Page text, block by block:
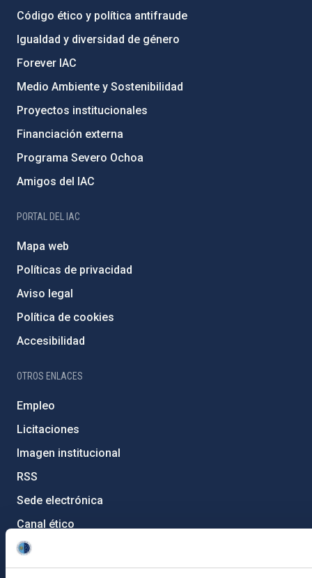
Código ético y política antifraude
Igualdad y diversidad de género
Forever IAC
Medio Ambiente y Sostenibilidad
Proyectos institucionales
Financiación externa
Programa Severo Ochoa
Amigos del IAC
PORTAL DEL IAC
Mapa web
Políticas de privacidad
Aviso legal
Política de cookies
Accesibilidad
OTROS ENLACES
Empleo
Licitaciones
Imagen institucional
RSS
Sede electrónica
Canal ético
Condolencias Francisco Sánchez